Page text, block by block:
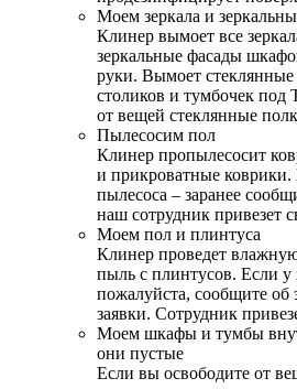
Моем зеркала и
Клинер вымоет все
зеркальные фасады
руки. Вымоет
столиков и тумбочек
от вещей стеклянные
Пылесосим пол
Клинер пропылесосит
и прикроватные коврики.
пылесоса – заранее
наш сотрудник привезет
Моем пол и плинтуса
Клинер проведет
пыль с плинтусов. Если
пожалуйста, сообщите
заявки. Сотрудник
Моем шкафы и тумбы
они пустые
Если вы освободите от